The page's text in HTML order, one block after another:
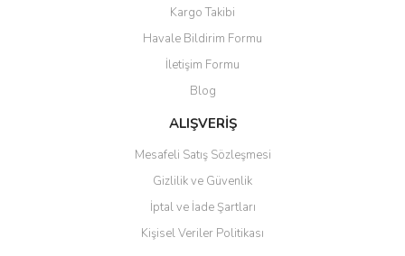
Kargo Takibi
Havale Bildirim Formu
İletişim Formu
Blog
ALIŞVERİŞ
Mesafeli Satış Sözleşmesi
Gizlilik ve Güvenlik
İptal ve İade Şartları
Kişisel Veriler Politikası